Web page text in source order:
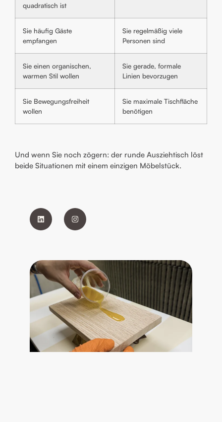
quadratisch ist
Sie häufig Gäste
empfangen
Sie regelmäßig viele
Personen sind
Sie einen organischen,
warmen Stil wollen
Sie gerade, formale
Linien bevorzugen
Sie Bewegungsfreiheit
wollen
Sie maximale Tischfläche
benötigen
Und wenn Sie noch zögern: der runde Ausziehtisch löst
beide Situationen mit einem einzigen Möbelstück.